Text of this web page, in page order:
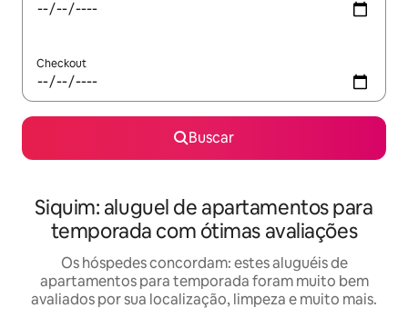
Checkout
Buscar
Siquim: aluguel de apartamentos para
temporada com ótimas avaliações
Os hóspedes concordam: estes aluguéis de
apartamentos para temporada foram muito bem
avaliados por sua localização, limpeza e muito mais.